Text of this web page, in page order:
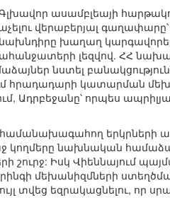
ասամբլեայի
վերաբերյալ
խաղաղ
պահանջատերի լեզվով. ՀՀ
նստել
հրադադարի կատարման
Ադրբեջանը՝ որպես
համանախագահող
նախնական
շուրջ: Իսկ Վիեննայում
մեխանիզմների
տվեց եզրակացնելու, որ